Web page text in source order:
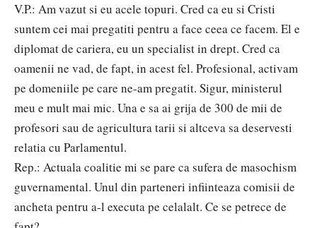
V.P.: Am vazut si eu acele topuri. Cred ca eu si Cristi
suntem cei mai pregatiti pentru a face ceea ce facem. El e
diplomat de cariera, eu un specialist in drept. Cred ca
oamenii ne vad, de fapt, in acest fel. Profesional, activam
pe domeniile pe care ne-am pregatit. Sigur, ministerul
meu e mult mai mic. Una e sa ai grija de 300 de mii de
profesori sau de agricultura tarii si altceva sa deservesti
relatia cu Parlamentul.
Rep.: Actuala coalitie mi se pare ca sufera de masochism
guvernamental. Unul din parteneri infiinteaza comisii de
ancheta pentru a-l executa pe celalalt. Ce se petrece de